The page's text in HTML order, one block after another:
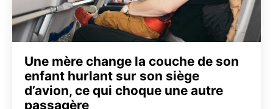
Une mère change la couche de son
enfant hurlant sur son siège
d’avion, ce qui choque une autre
passagère